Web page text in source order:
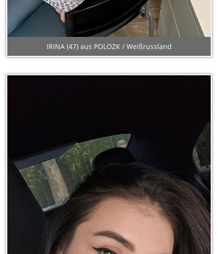
IRINA (47) aus POLOZK / Weißrussland